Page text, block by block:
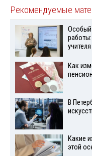
Рекомендуемые
Особый
учителя
Как
В
Какие
этой